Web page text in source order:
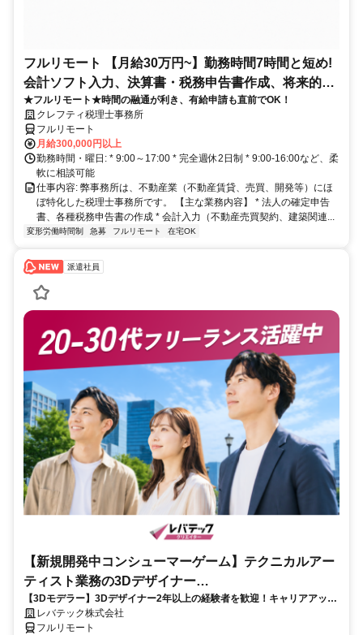
フルリモート 【月給30万円~】勤務時間7時間と短め!
会計ソフト入力、決算書・税務申告書作成、将来的に
決算説明も
★フルリモート★時間の融通が利き、有給申請も直前でOK！
クレフティ税理士事務所
フルリモート
月給300,000円以上
勤務時間・曜日: * 9:00～17:00 * 完全週休2日制 * 9:00-16:00など、柔
軟に相談可能
仕事内容: 弊事務所は、不動産業（不動産賃貸、売買、開発等）にほ
ぼ特化した税理士事務所です。 【主な業務内容】 * 法人の確定申告
書、各種税務申告書の作成 * 会計入力（不動産売買契約、建築関連...
変形労働時間制 急募 フルリモート 在宅OK
派遣社員
【新規開発中コンシューマーゲーム】テクニカルアー
ティスト業務の3Dデザイナー
_LTCR547867_CP_CRG
【3Dモデラー】3Dデザイナー2年以上の経験者を歓迎！キャリアアップ
を目指したい方も大歓迎♪
レバテック株式会社
フルリモート